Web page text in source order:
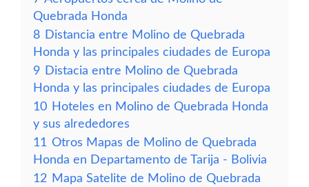
Quebrada Honda
8 Distancia entre Molino de Quebrada
Honda y las principales ciudades de Europa
9 Distacia entre Molino de Quebrada
Honda y las principales ciudades de Europa
10 Hoteles en Molino de Quebrada Honda
y sus alrededores
11 Otros Mapas de Molino de Quebrada
Honda en Departamento de Tarija - Bolivia
12 Mapa Satelite de Molino de Quebrada